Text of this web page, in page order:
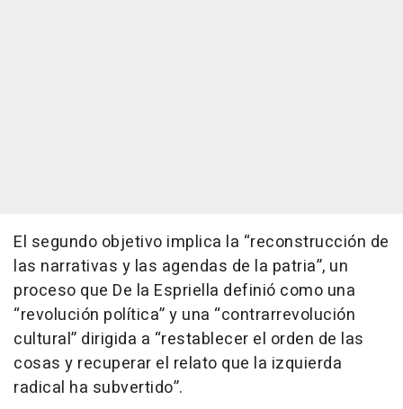
El segundo objetivo implica la “reconstrucción de
las narrativas y las agendas de la patria”, un
proceso que De la Espriella definió como una
“revolución política” y una “contrarrevolución
cultural” dirigida a “restablecer el orden de las
cosas y recuperar el relato que la izquierda
radical ha subvertido”.